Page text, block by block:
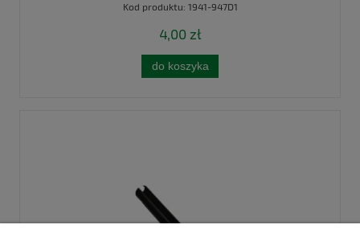
Kod produktu: 1941-947D1
4,00 zł
do koszyka